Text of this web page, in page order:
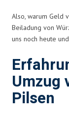
Also, warum Geld
Beiladung von
uns noch heute
Umzug
Pilsen